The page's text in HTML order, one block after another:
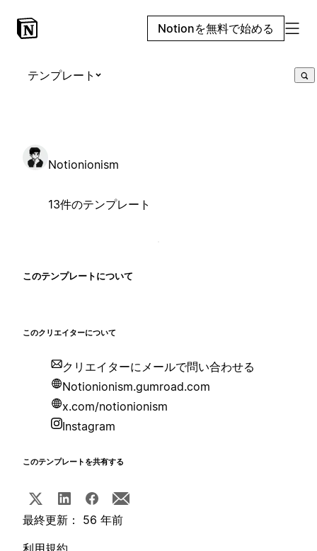
Notionを無料で始める
テンプレート
Notionionism
13件のテンプレート
このテンプレートについて
このクリエイターについて
クリエイターにメールで問い合わせる
Notionionism.gumroad.com
x.com/notionionism
Instagram
このテンプレートを共有する
最終更新： 56 年前